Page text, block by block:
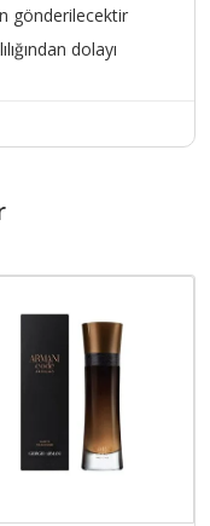
gönderilecektir
dolayı